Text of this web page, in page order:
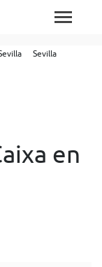
Sevilla
en